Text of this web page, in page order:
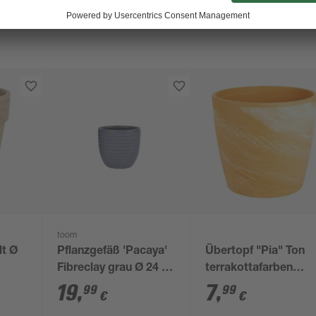
Ø
toom
Pflanzgefäß 'Pacaya'
Fibreclay grau Ø 24 x
23 cm
19,99 €
Übertopf "Pia" Ton
terrakottafarben
marmoriert Ø 24 cm
7,99 €